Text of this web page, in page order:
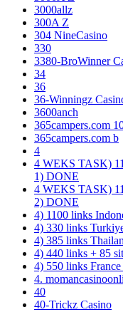
3000allz
300A Z
304 NineCasino
330
3380-BroWinner
34
36
36-Winningz
3600anch
365campers.com
365campers.com b
4
4 WEKS TASK)
1) DONE
4 WEKS TASK)
2) DONE
4) 1100 links
4) 330 links
4) 385 links
4) 440 links + 85
4) 550 links
4.
40
40-Trickz Casino